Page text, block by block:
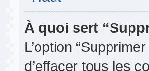
À quoi sert
L’option
d’effacer tous les